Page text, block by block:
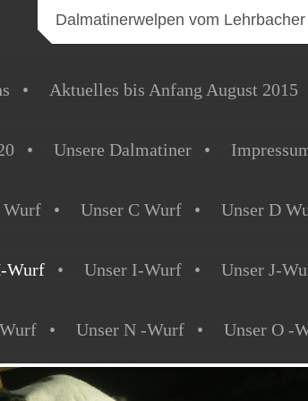
Dalmatinerwelpen vom Lehrbacher
Aktuelles bis Anfang August 2015
Unsere Dalmatiner
Wurf Unser C Wurf Unser D
Wurf Unser I-Wurf Unser J-
Unser N -Wurf Unser O -